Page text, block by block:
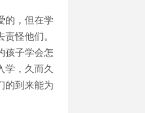
的，但在学
怪他们。
孩子学会怎
学，久而久
的到来能为